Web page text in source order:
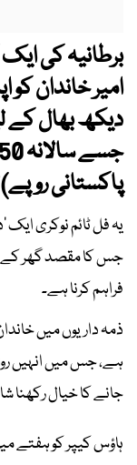
برطانیہ کی
امیر خاندان
دیکھ بھال کے
پاکستانی
یہ فل ٹائم نوکری ایک
جس کا مقصد گھر کے
فراہم کرنا ہے۔
ذمہ داریوں میں
ہے، جس میں انہیں
جانے کا خیال رکھنا